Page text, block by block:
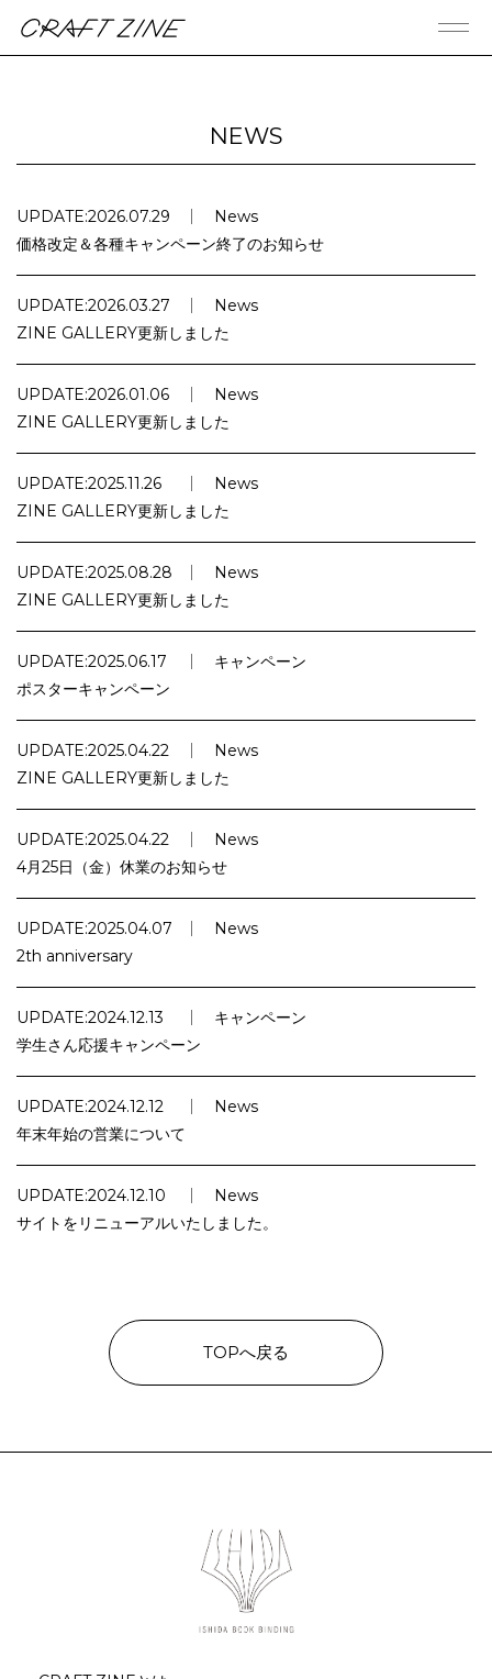
NEWS
UPDATE:2026.07.29
News
価格改定＆各種キャンペーン終了のお知らせ
UPDATE:2026.03.27
News
ZINE GALLERY更新しました
UPDATE:2026.01.06
News
ZINE GALLERY更新しました
UPDATE:2025.11.26
News
ZINE GALLERY更新しました
UPDATE:2025.08.28
News
ZINE GALLERY更新しました
UPDATE:2025.06.17
キャンペーン
ポスターキャンペーン
UPDATE:2025.04.22
News
ZINE GALLERY更新しました
UPDATE:2025.04.22
News
4月25日（金）休業のお知らせ
UPDATE:2025.04.07
News
2th anniversary
UPDATE:2024.12.13
キャンペーン
学生さん応援キャンペーン
UPDATE:2024.12.12
News
年末年始の営業について
UPDATE:2024.12.10
News
サイトをリニューアルいたしました。
TOPへ戻る